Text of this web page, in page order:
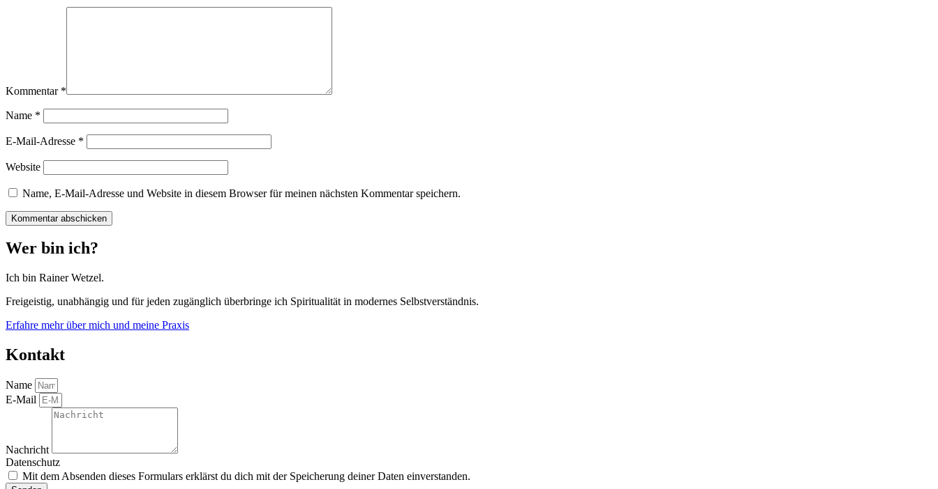
Kommentar *
Name *
E-Mail-Adresse *
Website
Name, E-Mail-Adresse und Website in diesem Browser für meinen nächsten Kommentar speichern.
Wer bin ich?
Ich bin Rainer Wetzel.
Freigeistig, unabhängig und für jeden zugänglich überbringe ich Spiritualität in modernes Selbstverständnis.
Erfahre mehr über mich und meine Praxis
Kontakt
Name
E-Mail
Nachricht
Datenschutz
Mit dem Absenden dieses Formulars erklärst du dich mit der Speicherung deiner Daten einverstanden.